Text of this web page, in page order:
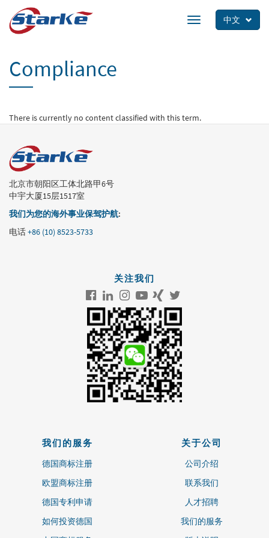
main
中文
Toggle
navigation
Compliance
There is currently no content classified with this term.
北京市朝阳区工体北路甲6号
中宇大厦15层1517室
我们为您的海外事业保驾护航:
电话+86 (10) 8523-5733
关注我们
我们的服务
德国商标注册
欧盟商标注册
德国专利申请
如何投资德国
关于公司
公司介绍
联系我们
人才招聘
我们的服务